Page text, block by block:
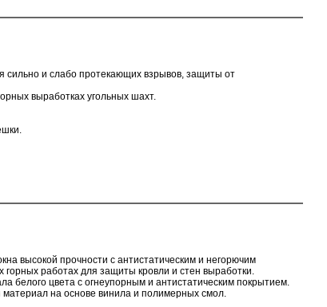
и слабо протекающих взрывов, защиты от
выработках угольных шахт.
высокой прочности с антистатическим и негорючим
работах для защиты кровли и стен выработки.
белого цвета с огнеупорным и антистатическим покрытием.
материал на основе винила и полимерных смол.